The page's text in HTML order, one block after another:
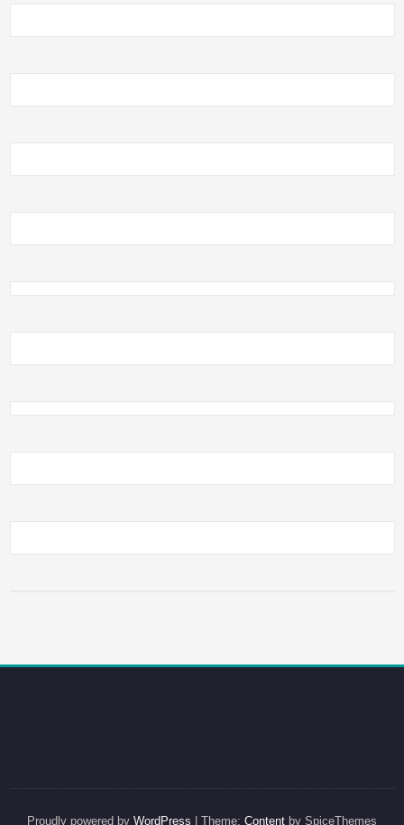
Proudly powered by WordPress | Theme: Content by SpiceThemes